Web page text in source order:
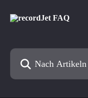
Nach Artikeln suchen …